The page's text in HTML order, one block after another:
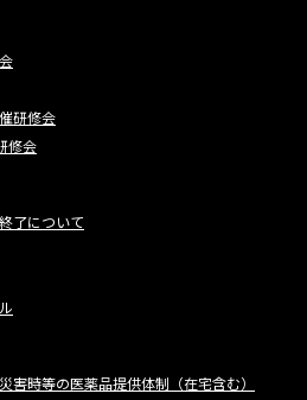
研修会
修会
了について
害時等の医薬品提供体制（在宅含む）